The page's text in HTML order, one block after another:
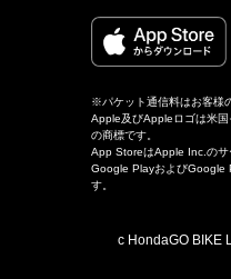
※パケット通信料はお客様
Apple及びAppleロゴは米
の商標です。
App StoreはApple Inc.のサ
Google PlayおよびGoogle
す。
c HondaGO BIKE